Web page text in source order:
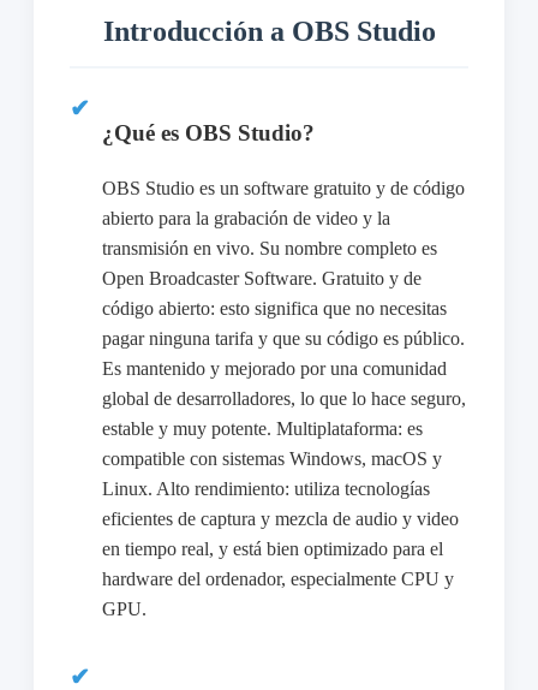
Introducción a OBS Studio
¿Qué es OBS Studio?
OBS Studio es un software gratuito y de código
abierto para la grabación de video y la
transmisión en vivo. Su nombre completo es
Open Broadcaster Software. Gratuito y de
código abierto: esto significa que no necesitas
pagar ninguna tarifa y que su código es público.
Es mantenido y mejorado por una comunidad
global de desarrolladores, lo que lo hace seguro,
estable y muy potente. Multiplataforma: es
compatible con sistemas Windows, macOS y
Linux. Alto rendimiento: utiliza tecnologías
eficientes de captura y mezcla de audio y video
en tiempo real, y está bien optimizado para el
hardware del ordenador, especialmente CPU y
GPU.